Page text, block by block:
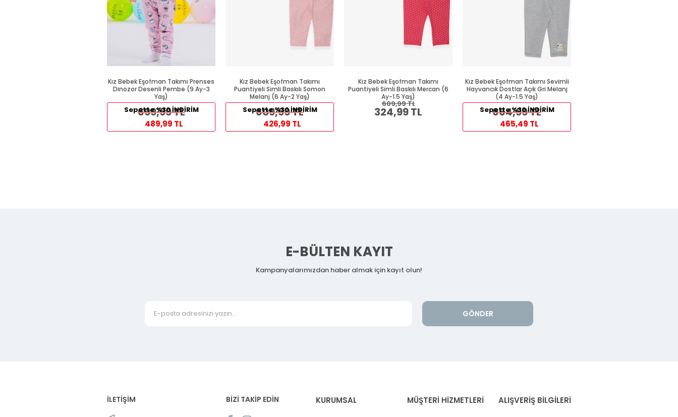
Kız Bebek Eşofman Takımı Prenses
Dinozor Desenli Pembe (9 Ay-3
Yaş)
699,99 TL
Sepette %30 İNDİRİM
489,99 TL
Kız Bebek Eşofman Takımı
Puantiyeli Simli Baskılı Somon
Melanj (6 Ay-2 Yaş)
609,99 TL
Sepette %30 İNDİRİM
426,99 TL
Kız Bebek Eşofman Takımı
Puantiyeli Simli Baskılı Mercan (6
Ay-1.5 Yaş)
324,99 TL
609,99 TL
Kız Bebek Eşofman Takımı Sevimli
Hayvancık Dostlar Açık Gri Melanj
(4 Ay-1.5 Yaş)
664,99 TL
Sepette %30 İNDİRİM
465,49 TL
E-BÜLTEN KAYIT
Kampanyalarımızdan haber almak için kayıt olun!
GÖNDER
İLETİŞİM BİZİ TAKİP EDİN KURUMSAL MÜŞTERİ HİZMETLERİ ALIŞVERİŞ BİLGİLERİ